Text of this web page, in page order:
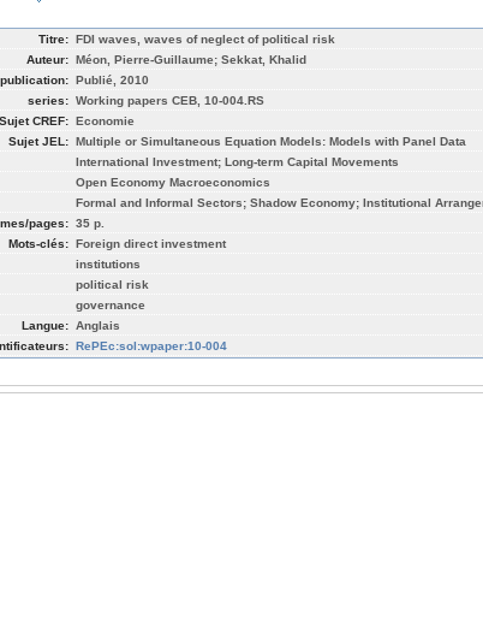
Titre: FDI waves, waves of neglect of political risk
Auteur: Méon, Pierre-Guillaume; Sekkat, Khalid
Publié, 2010
series: Working papers CEB, 10-004.RS
Sujet CREF: Economie
Sujet JEL: Multiple or Simultaneous Equation Models: Models with Panel Data
International Investment; Long-term Capital Movements
Open Economy Macroeconomics
Formal and Informal Sectors; Shadow Economy; Institutional
pages: 35 p.
Mots-clés: Foreign direct investment
institutions
political risk
governance
Langue: Anglais
RePEc:sol:wpaper:10-004